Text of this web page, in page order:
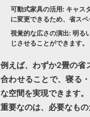
可動式家具の活用: キャス
に変更できるため、省ス
視覚的な広さの演出: 明る
じさせることができます。
例えば、わずか2畳の省
合わせることで、寝る
な空間を実現できます。
重要なのは、必要なも